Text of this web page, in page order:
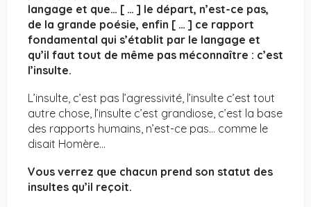
langage et que… [ … ] le départ, n’est-ce pas,
de la grande poésie, enfin [ … ] ce rapport
fondamental qui s’établit par le langage et
qu’il faut tout de même pas méconnaître : c’est
l’insulte.
L’insulte, c’est pas l’agressivité, l’insulte c’est tout
autre chose, l’insulte c’est grandiose, c’est la base
des rapports humains, n’est-ce pas… comme le
disait Homère…
Vous verrez que chacun prend son statut des
insultes qu’il reçoit.